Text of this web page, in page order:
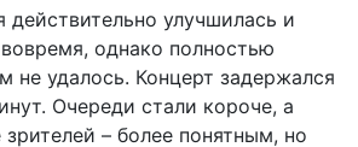
действительно улучшилась и
однако полностью
не удалось. Концерт задержался
Очереди стали короче, а
– более понятным, но